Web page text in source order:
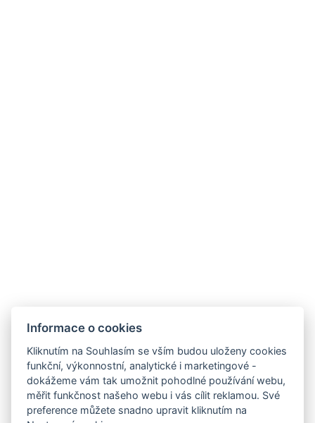
Zámek Hrádek
Hrádek 1, 342 01 Sušice
E-mail:recepce@zamekhradek.cz
Telefon:+420 725 083 093
Informace o cookies
Kliknutím na Souhlasím se vším budou uloženy cookies
funkční, výkonnostní, analytické i marketingové -
dokážeme vám tak umožnit pohodlné používání webu,
měřit funkčnost našeho webu i vás cílit reklamou. Své
preference můžete snadno upravit kliknutím na